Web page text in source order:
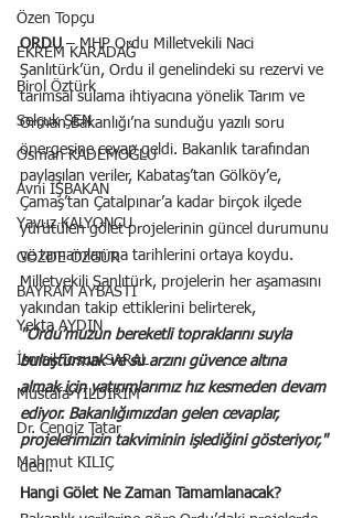
Özen Topçu
EKREM KARADAĞ
Birol Öztürk
Selçuk ŞEN
Osman KADEMOĞLU
Avni İŞBAKAN
Yavuz KALYONCU
GÖZDE ÖZGÜR
BAYRAM AYBASTI
Yekta AYDIN
İsmail Tosun SARAL
Mustafa YILDIRIM
Dr. Cengiz Tatar
Mahmut KILIÇ
ORDU – MHP Ordu Milletvekili Naci
Şanlıtürk’ün, Ordu il genelindeki su rezervi ve
tarımsal sulama ihtiyacına yönelik Tarım ve
Orman Bakanlığı’na sunduğu yazılı soru
önergesine cevap geldi. Bakanlık tarafından
paylaşılan veriler, Kabataş’tan Gölköy’e,
Çamaş’tan Çatalpınar’a kadar birçok ilçede
yürütülen gölet projelerinin güncel durumunu
ve tamamlanma tarihlerini ortaya koydu.
Milletvekili Şanlıtürk, projelerin her aşamasını
yakından takip ettiklerini belirterek,
"Ordu’muzun bereketli topraklarını suyla
buluşturmak ve su arzını güvence altına
almak için yatırımlarımız hız kesmeden devam
ediyor. Bakanlığımızdan gelen cevaplar,
projelerimizin takviminin işlediğini gösteriyor,"
dedi.
Hangi Gölet Ne Zaman Tamamlanacak?